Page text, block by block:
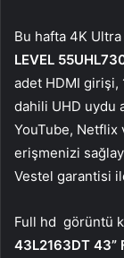
Bu hafta 4K
LEVEL
adet HDMI girişi,
dahili UHD uydu
YouTube, Netflix
erişmenizi
Vestel garantisi
Full hd görüntü
43L2163DT 43”